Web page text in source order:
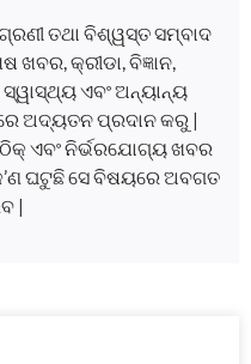
ତଥା ବିଶ୍ୱସ୍ତ ସମ୍ବାଦ
କ୍ରୀଡା, ବିଜ୍ଞାନ,
ଏବଂ ଅନ୍ୟାନ୍ୟ
ଅଦ୍ୟତନ ପ୍ରଦାନ କରୁ |
ଏବଂ ନିର୍ଭରଯୋଗ୍ୟ ଖବର
ଘଟୁଛି ସେ ବିଷୟରେ ଅବଗତ
|